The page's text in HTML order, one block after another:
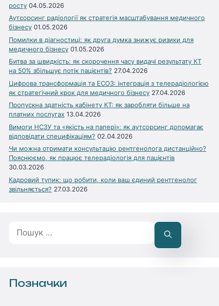
росту 04.05.2026
Аутсорсинг радіології як стратегія масштабування медичного
бізнесу 01.05.2026
Помилки в діагностиці: як друга думка знижує ризики для
медичного бізнесу 01.05.2026
Битва за швидкість: як скорочення часу видачі результату КТ
на 50% збільшує потік пацієнтів? 27.04.2026
Цифрова трансформація та ЕСОЗ: інтеграція з телерадіологією
як стратегічний крок для медичного бізнесу 27.04.2026
Пропускна здатність кабінету КТ: як заробляти більше на
платних послугах 13.04.2026
Вимоги НСЗУ та «якість на папері»: як аутсорсинг допомагає
відповідати специфікаціям? 02.04.2026
Чи можна отримати консультацію рентгенолога дистанційно?
Пояснюємо, як працює телерадіологія для пацієнтів
30.03.2026
Кадровий тупик: що робити, коли ваш єдиний рентгенолог
звільняється? 27.03.2026
Позначки